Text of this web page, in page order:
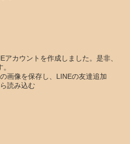
アカウントを作成しました。是非、
画像を保存し、LINEの友達追加
読み込む